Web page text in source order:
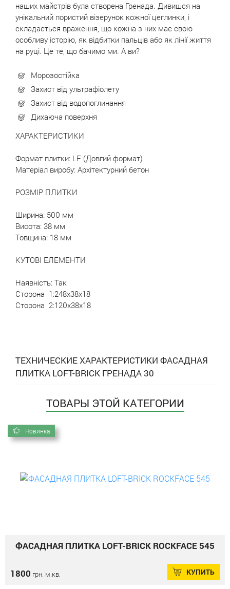
наших майстрів була створена Гренада. Дивишся на
унікальний пористий візерунок кожної цеглинки, і
складається враження, що кожна з них має свою
особливу історію, як відбитки пальців або як лінії життя
на руці. Це те, що бачимо ми. А ви?
Морозостійка
Захист від ультрафіолету
Захист від водопоглинання
Дихаюча поверхня
ХАРАКТЕРИСТИКИ
Формат плитки: LF (Довгий формат)
Матеріал виробу: Архітектурний бетон
РОЗМІР ПЛИТКИ
Ширина: 500 мм
Висота: 38 мм
Товщина: 18 мм
КУТОВІ ЕЛЕМЕНТИ
Наявність: Так
Сторона 1:248х38х18
Сторона 2:120х38х18
ТЕХНИЧЕСКИЕ ХАРАКТЕРИСТИКИ ФАСАДНАЯ
ПЛИТКА LOFT-BRICK ГРЕНАДА 30
ТОВАРЫ ЭТОЙ КАТЕГОРИИ
Новинка
ФАСАДНАЯ ПЛИТКА LOFT-BRICK ROCKFACE 545
1800 грн. м.кв. КУПИТЬ